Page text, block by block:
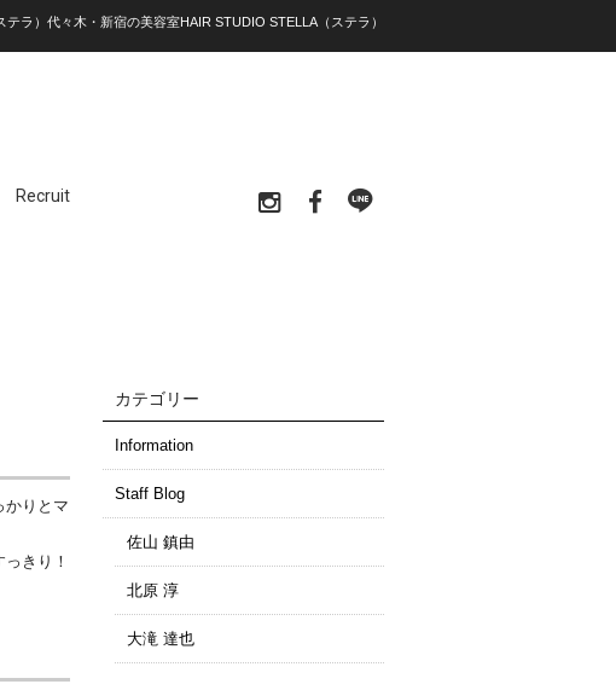
ラ）代々木・新宿の美容室HAIR STUDIO STELLA（ステラ）
Recruit
かりとマ
きり！
カテゴリー
Information
Staff Blog
佐山 鎮由
北原 淳
大滝 達也